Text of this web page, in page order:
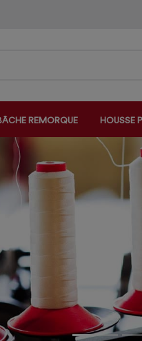
REMORQUE HOUSSE